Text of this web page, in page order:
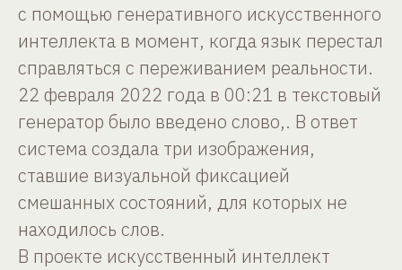
с помощью генеративного искусственного
интеллекта в момент, когда язык перестал
справляться с переживанием реальности.
22 февраля 2022 года в 00:21 в текстовый
генератор было введено слово,. В ответ
система создала три изображения,
ставшие визуальной фиксацией
смешанных состояний, для которых не
находилось слов.
В проекте искусственный интеллект